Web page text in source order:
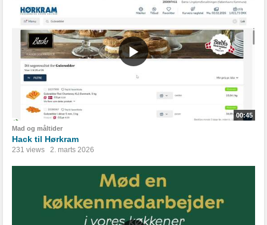
00:45
Mad og måltider
Hack til Hørkram
231 views 2. marts 2026